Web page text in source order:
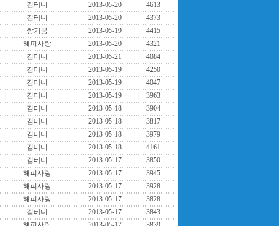
김테니 2013-05-20
4613
김테니 2013-05-20
4373
쌍기공 2013-05-19
4415
해피사랑 2013-05-20
4321
김테니 2013-05-21
4084
김테니 2013-05-19
4250
김테니 2013-05-19
4047
김테니 2013-05-19
3963
김테니 2013-05-18
3904
김테니 2013-05-18
3817
김테니 2013-05-18
3979
김테니 2013-05-18
4161
김테니 2013-05-17
3850
해피사랑 2013-05-17
3945
해피사랑 2013-05-17
3928
해피사랑 2013-05-17
3828
김테니 2013-05-17
3843